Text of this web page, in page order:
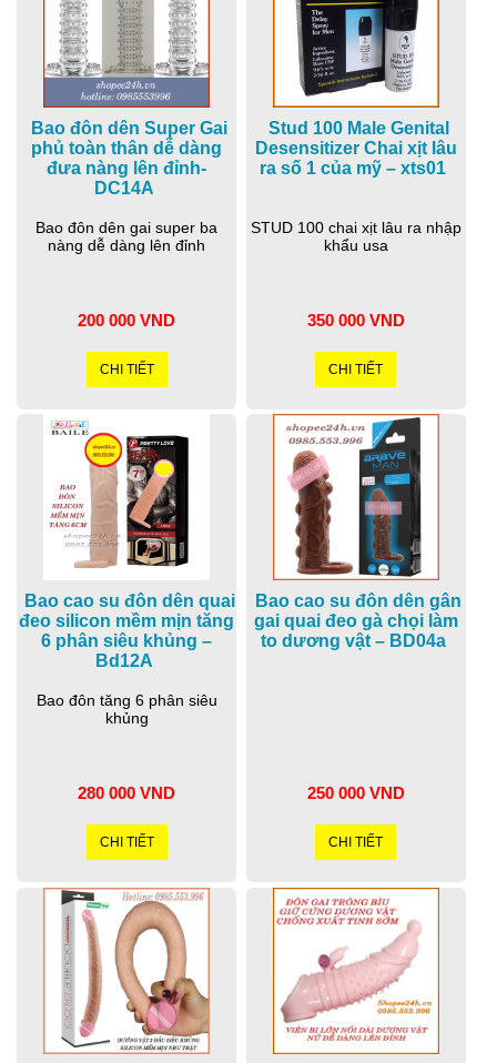
Bao đôn dên Super Gai
phủ toàn thân dễ dàng
đưa nàng lên đỉnh-
DC14A
Bao đôn dên gai super ba
nàng dễ dàng lên đỉnh
200 000 VND
CHI TIẾT
Stud 100 Male Genital
Desensitizer Chai xịt lâu
ra số 1 của mỹ – xts01
STUD 100 chai xịt lâu ra nhập
khẩu usa
350 000 VND
CHI TIẾT
Bao cao su đôn dên quai
đeo silicon mềm mịn tăng
6 phân siêu khủng –
Bd12A
Bao đôn tăng 6 phân siêu
khủng
280 000 VND
CHI TIẾT
Bao cao su đôn dên gân
gai quai đeo gà chọi làm
to dương vật – BD04a
250 000 VND
CHI TIẾT